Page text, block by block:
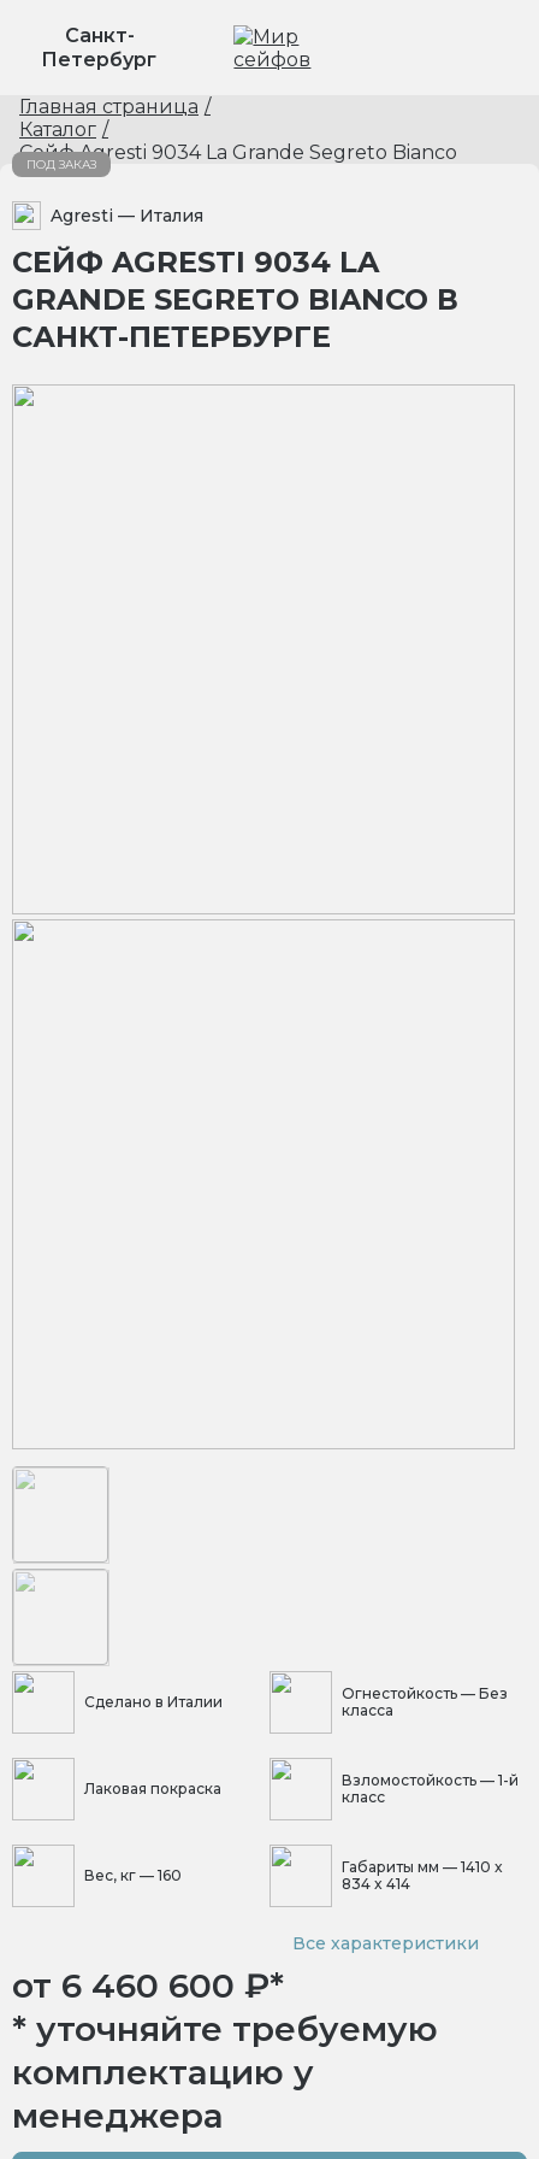
Санкт-
Петербург
Главная страница /
Каталог /
Сейф Agresti 9034 La Grande Segreto Bianco
ПОД ЗАКАЗ
Agresti — Италия
СЕЙФ AGRESTI 9034 LA
GRANDE SEGRETO BIANCO В
САНКТ-ПЕТЕРБУРГЕ
Сделано в Италии
Огнестойкость — Без
класса
Лаковая покраска
Взломостойкость — 1-й
класс
Вес, кг — 160
Габариты мм — 1410 x
834 x 414
Все характеристики
от 6 460 600 ₽*
* уточняйте требуемую
комплектацию у
менеджера